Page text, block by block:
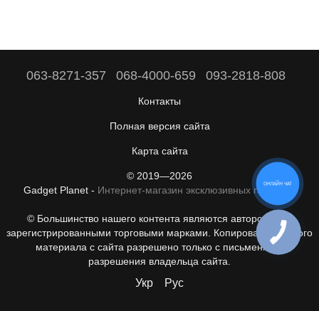
063-8271-357 068-4000-659 093-2818-808
Контакты
Полная версия сайта
Карта сайта
© 2019—2026
Gadget Planet - Интернет-магазин эксклюзивных гаджетов
© Большинство нашего контента являются авторскими с
зарегистрированными торговыми марками. Копирование любого
материала с сайта разрешено только с письменного
разрешения владельца сайта.
Укр Рус
ОНЛАЙН ЧАТ